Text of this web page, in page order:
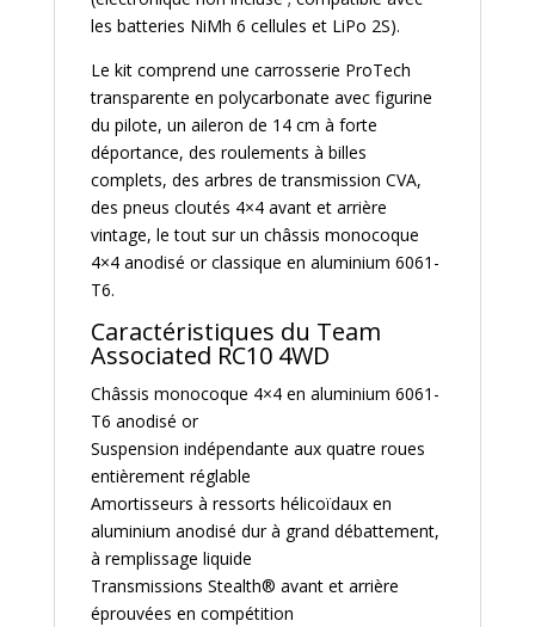
les batteries NiMh 6 cellules et LiPo 2S).
Le kit comprend une carrosserie ProTech
transparente en polycarbonate avec figurine
du pilote, un aileron de 14 cm à forte
déportance, des roulements à billes
complets, des arbres de transmission CVA,
des pneus cloutés 4×4 avant et arrière
vintage, le tout sur un châssis monocoque
4×4 anodisé or classique en aluminium 6061-
T6.
Caractéristiques du Team
Associated RC10 4WD
Châssis monocoque 4×4 en aluminium 6061-
T6 anodisé or
Suspension indépendante aux quatre roues
entièrement réglable
Amortisseurs à ressorts hélicoïdaux en
aluminium anodisé dur à grand débattement,
à remplissage liquide
Transmissions Stealth® avant et arrière
éprouvées en compétition